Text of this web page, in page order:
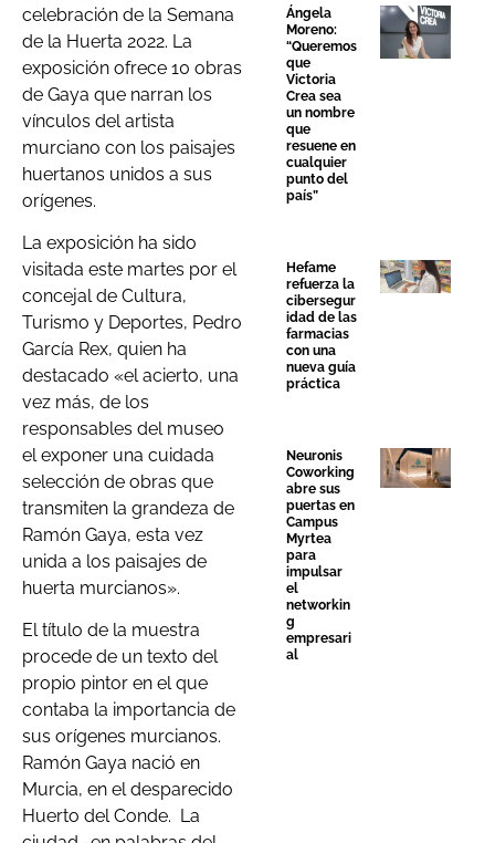
celebración de la Semana
de la Huerta 2022. La
exposición ofrece 10 obras
de Gaya que narran los
vínculos del artista
murciano con los paisajes
huertanos unidos a sus
orígenes.
La exposición ha sido
visitada este martes por el
concejal de Cultura,
Turismo y Deportes, Pedro
García Rex, quien ha
destacado «el acierto, una
vez más, de los
responsables del museo
el exponer una cuidada
selección de obras que
transmiten la grandeza de
Ramón Gaya, esta vez
unida a los paisajes de
huerta murcianos».
El título de la muestra
procede de un texto del
propio pintor en el que
contaba la importancia de
sus orígenes murcianos.
Ramón Gaya nació en
Murcia, en el desparecido
Huerto del Conde. La
Ángela
Moreno:
“Queremos
que
Victoria
Crea sea
un nombre
que
resuene en
cualquier
punto del
país”
Hefame
refuerza la
cibersegur
idad de las
farmacias
con una
nueva guía
práctica
Neuronis
Coworking
abre sus
puertas en
Campus
Myrtea
para
impulsar
el
networkin
g
empresari
al